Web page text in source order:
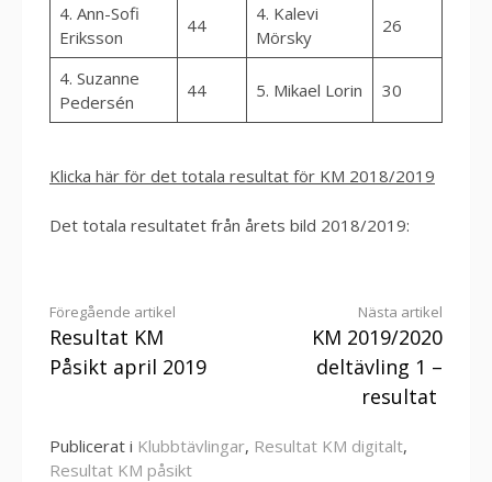
4. Ann-Sofi
Eriksson
44
4. Kalevi
Mörsky
26
4. Suzanne
Pedersén
44 5. Mikael Lorin 30
Klicka här för det totala resultat för KM 2018/2019
Det totala resultatet från årets bild 2018/2019:
Fortsätt
läsa
Föregående artikel
Resultat KM
Påsikt april 2019
Nästa artikel
KM 2019/2020
deltävling 1 –
resultat
Publicerat i Klubbtävlingar, Resultat KM digitalt,
Resultat KM påsikt